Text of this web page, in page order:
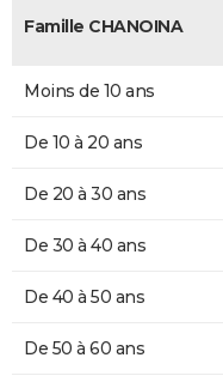
Famille CHANOINA
Moins de 10 ans
De 10 à 20 ans
De 20 à 30 ans
De 30 à 40 ans
De 40 à 50 ans
De 50 à 60 ans